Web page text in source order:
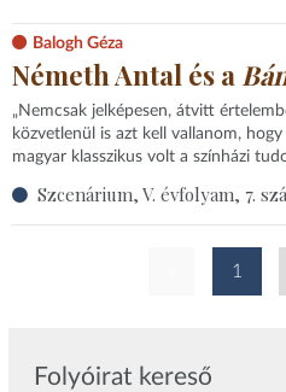
Balogh Géza
Németh Antal és a
„Nemcsak jelképesen, átvitt
közvetlenül is azt kell vallanom,
magyar klasszikus volt a színházi
Szcenárium, V. évfolyam, 7.
1
Folyóirat kereső